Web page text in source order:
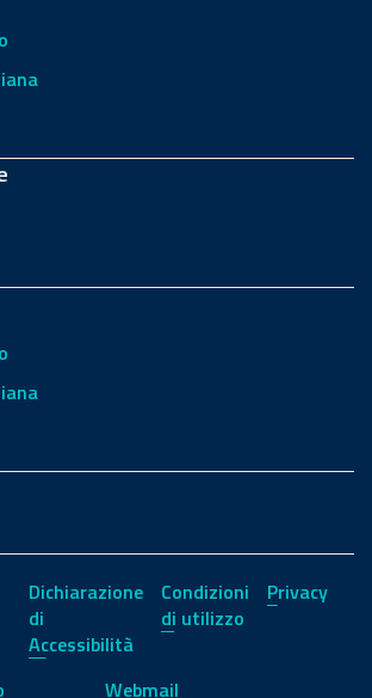
Dichiarazione
di
Accessibilità
Condizioni
di utilizzo
Privacy
Webmail